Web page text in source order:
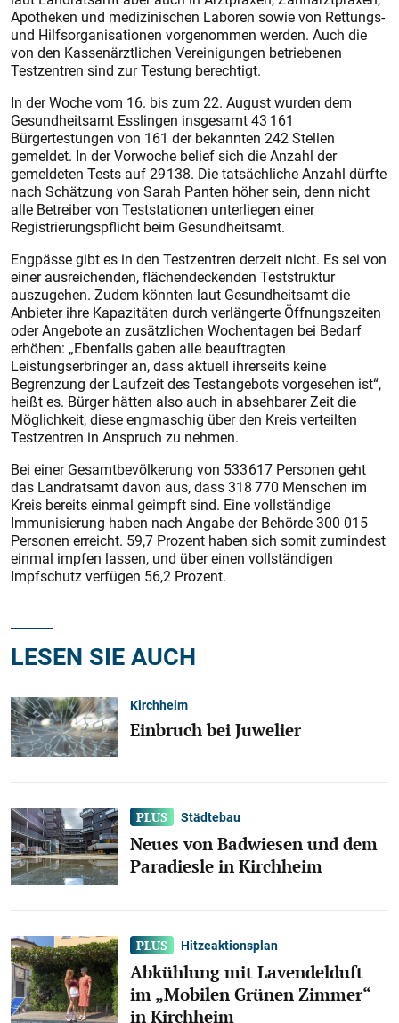
Apotheken und medizinischen Laboren sowie von Rettungs-
und Hilfsorganisationen vorgenommen werden. Auch die
von den Kassenärztlichen Vereinigungen betriebenen
Testzentren sind zur Testung berechtigt.
In der Woche vom 16. bis zum 22. August wurden dem
Gesundheitsamt Esslingen insgesamt 43 161
Bürgertestungen von 161 der bekannten 242 Stellen
gemeldet. In der Vorwoche belief sich die Anzahl der
gemeldeten Tests auf 29 138. Die tatsächliche Anzahl dürfte
nach Schätzung von Sarah Panten höher sein, denn nicht
alle Betreiber von Teststationen unterliegen einer
Registrierungspflicht beim Gesundheitsamt.
Engpässe gibt es in den Testzentren derzeit nicht. Es sei von
einer ausreichenden, flächendeckenden Teststruktur
auszugehen. Zudem könnten laut Gesundheitsamt die
Anbieter ihre Kapazitäten durch verlängerte Öffnungszeiten
oder Angebote an zusätzlichen Wochentagen bei Bedarf
erhöhen: „Ebenfalls gaben alle beauftragten
Leistungserbringer an, dass aktuell ihrerseits keine
Begrenzung der Laufzeit des Testangebots vorgesehen ist“,
heißt es. Bürger hätten also auch in absehbarer Zeit die
Möglichkeit, diese engmaschig über den Kreis verteilten
Testzentren in Anspruch zu nehmen.
Bei einer Gesamtbevölkerung von 533 617 Personen geht
das Landratsamt davon aus, dass 318 770 Menschen im
Kreis bereits einmal geimpft sind. Eine vollständige
Immunisierung haben nach Angabe der Behörde 300 015
Personen erreicht. 59,7 Prozent haben sich somit zumindest
einmal impfen lassen, und über einen vollständigen
Impfschutz verfügen 56,2 Prozent.
LESEN SIE AUCH
Kirchheim
Einbruch bei Juwelier
Städtebau
Neues von Badwiesen und dem
Paradiesle in Kirchheim
Hitzeaktionsplan
Abkühlung mit Lavendelduft
im „Mobilen Grünen Zimmer“
in Kirchheim